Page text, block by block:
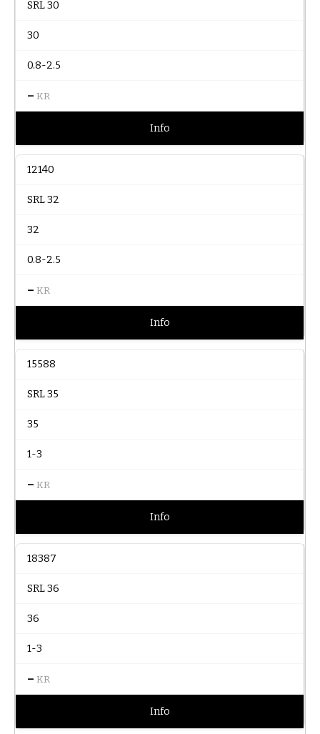
SRL 30
30
0.8-2.5
– KR
Info
12140
SRL 32
32
0.8-2.5
– KR
Info
15588
SRL 35
35
1-3
– KR
Info
18387
SRL 36
36
1-3
– KR
Info